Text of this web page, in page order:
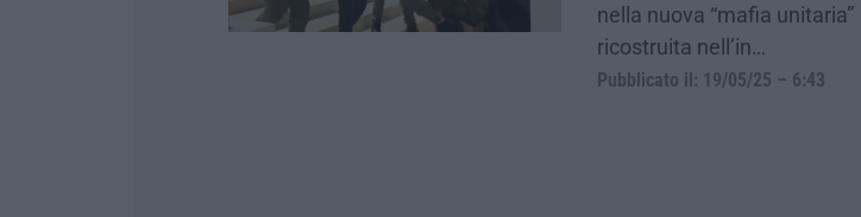
nella nuova “mafia unitaria”
ricostruita nell’in…
Pubblicato il: 19/05/25 – 6:43